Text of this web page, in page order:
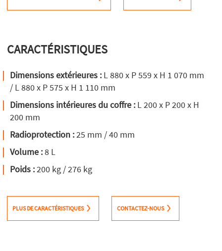
CARACTÉRISTIQUES
Dimensions extérieures : L 880 x P 559 x H 1 070 mm
/ L 880 x P 575 x H 1 110 mm
Dimensions intérieures du coffre : L 200 x P 200 x H
200 mm
Radioprotection :25 mm / 40 mm
Volume :8 L
Poids :200 kg / 276 kg
PLUS DE CARACTÉRISTIQUES CONTACTEZ-NOUS